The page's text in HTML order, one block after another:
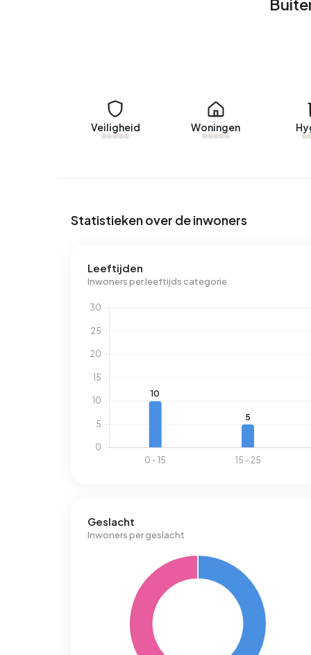
Geen recente verhuurdata beschikbaar voor
In Buitengebied Ossenzijl zijn er 68 adressen
kWh aan elektriciteit per jaar. Dit ligt 69%
aardgasverbruik ligt met 1.640 m³ per jaar 28%
Veiligheid Woningen
Statistieken over de inwoners
Leeftijden
Inwoners per leeftijds categorie
Geslacht
Inwoners per geslacht